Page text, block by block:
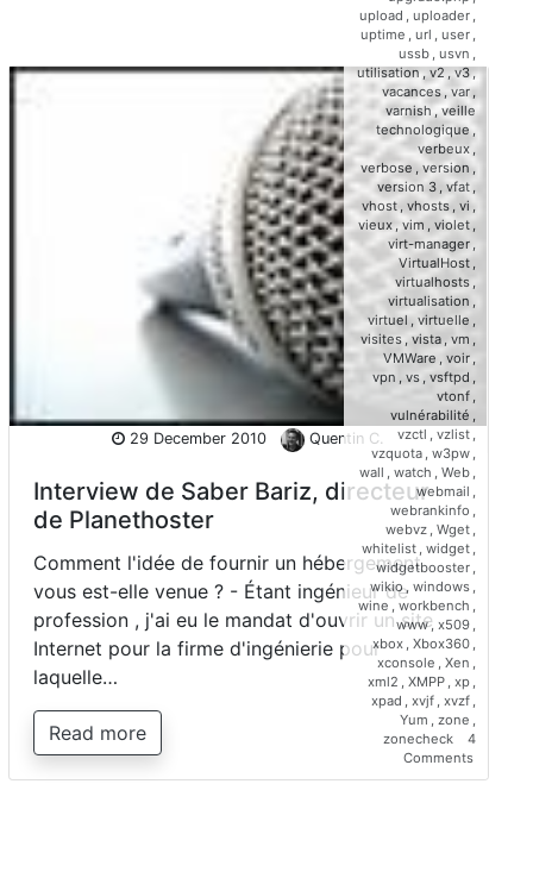
29 December 2010 Quentin C.
Interview de Saber Bariz, directeur
de Planethoster
Comment l'idée de fournir un hébergement
vous est-elle venue ? - Étant ingénieur de
profession , j'ai eu le mandat d'ouvrir un site
Internet pour la firme d'ingénierie pour
laquelle…
Read more
upload , uploader ,
uptime , url , user ,
ussb , usvn ,
utilisation,v2,v3,
vacances , var,
varnish , veille
technologique ,
verbeux ,
verbose ,version,
version 3 ,vfat ,
vhost , vhosts , vi ,
vieux , vim , violet,
virt-manager ,
VirtualHost ,
virtualhosts ,
virtualisation ,
virtuel, virtuelle ,
visites , vista , vm ,
VMWare , voir ,
vpn , vs , vsftpd ,
vtonf ,
vulnérabilité ,
vzctl , vzlist ,
vzquota , w3pw ,
wall , watch , Web ,
webmail ,
webrankinfo ,
webvz , Wget ,
whitelist , widget ,
widgetbooster ,
wikio, windows ,
wine , workbench ,
www, x509 ,
xbox , Xbox360 ,
xconsole , Xen ,
xml2 , XMPP , xp ,
xpad , xvjf , xvzf ,
Yum , zone ,
zonecheck
4
Commentson
Interview